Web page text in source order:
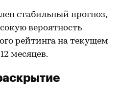
стабильный прогноз,
вероятность
рейтинга на текущем
месяцев.